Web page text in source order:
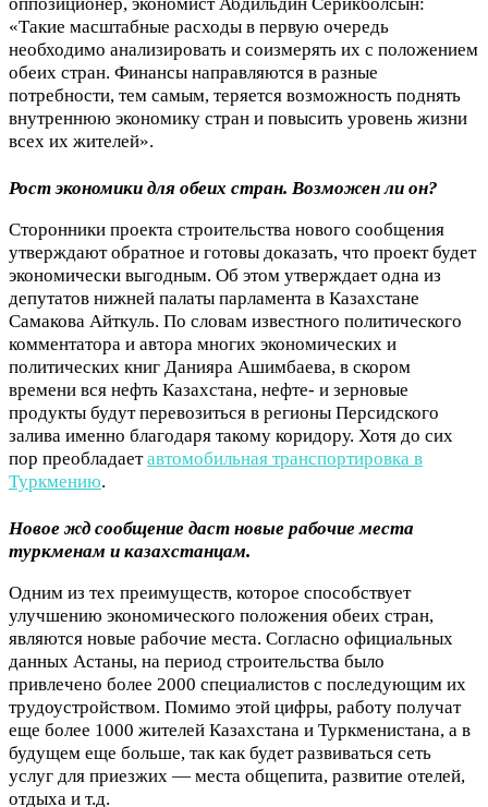
«Такие масштабные расходы в первую очередь
необходимо анализировать и соизмерять их с положением
обеих стран. Финансы направляются в разные
потребности, тем самым, теряется возможность поднять
внутреннюю экономику стран и повысить уровень жизни
всех их жителей».
Рост экономики для обеих стран. Возможен ли он?
Сторонники проекта строительства нового сообщения
утверждают обратное и готовы доказать, что проект будет
экономически выгодным. Об этом утверждает одна из
депутатов нижней палаты парламента в Казахстане
Самакова Айткуль. По словам известного политического
комментатора и автора многих экономических и
политических книг Данияра Ашимбаева, в скором
времени вся нефть Казахстана, нефте- и зерновые
продукты будут перевозиться в регионы Персидского
залива именно благодаря такому коридору. Хотя до сих
пор преобладаетавтомобильная транспортировка в
Туркмению.
Новое жд сообщение даст новые рабочие места
туркменам и казахстанцам.
Одним из тех преимуществ, которое способствует
улучшению экономического положения обеих стран,
являются новые рабочие места. Согласно официальных
данных Астаны, на период строительства было
привлечено более 2000 специалистов с последующим их
трудоустройством. Помимо этой цифры, работу получат
еще более 1000 жителей Казахстана и Туркменистана, а в
будущем еще больше, так как будет развиваться сеть
услуг для приезжих — места общепита, развитие отелей,
отдыха и т.д.